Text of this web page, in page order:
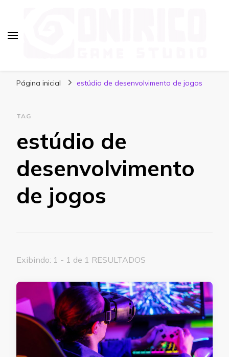
Página inicial estúdio de desenvolvimento de jogos
TAG
estúdio de
desenvolvimento
de jogos
Exibindo: 1 - 1 de 1 RESULTADOS